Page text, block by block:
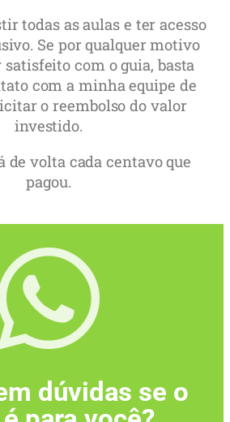
todas as aulas e ter acesso
Se por qualquer motivo
com o guia, basta
com a minha equipe de
o reembolso do valor
investido.
de volta cada centavo que
pagou.
dúvidas se o